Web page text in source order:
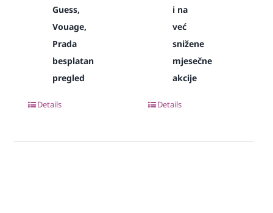
Guess,
Vouage,
Prada
besplatan
pregled
Details
i na
već
snižene
mjesečne
akcije
Details